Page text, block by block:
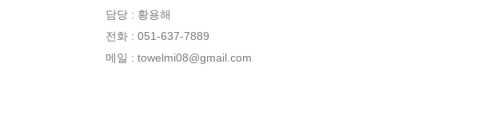
담당 : 황용해
전화 : 051-637-7889
메일 : towelmi08@gmail.com